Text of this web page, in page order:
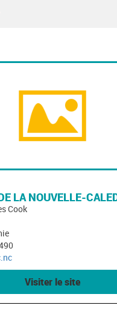
LA NOUVELLE-
Cook
Visiter le site